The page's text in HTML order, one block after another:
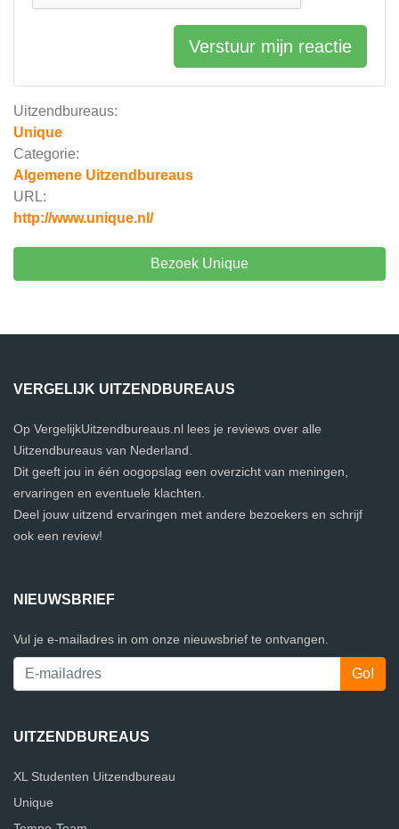
Uitzendbureaus:
Unique
Categorie:
Algemene Uitzendbureaus
URL:
http://www.unique.nl/
Bezoek Unique
Verstuur mijn reactie
VERGELIJK UITZENDBUREAUS
Op VergelijkUitzendbureaus.nl lees je reviews over alle
Uitzendbureaus van Nederland.
Dit geeft jou in één oogopslag een overzicht van meningen,
ervaringen en eventuele klachten.
Deel jouw uitzend ervaringen met andere bezoekers en schrijf
ook een review!
NIEUWSBRIEF
Vul je e-mailadres in om onze nieuwsbrief te ontvangen.
UITZENDBUREAUS
XL Studenten Uitzendbureau
Unique